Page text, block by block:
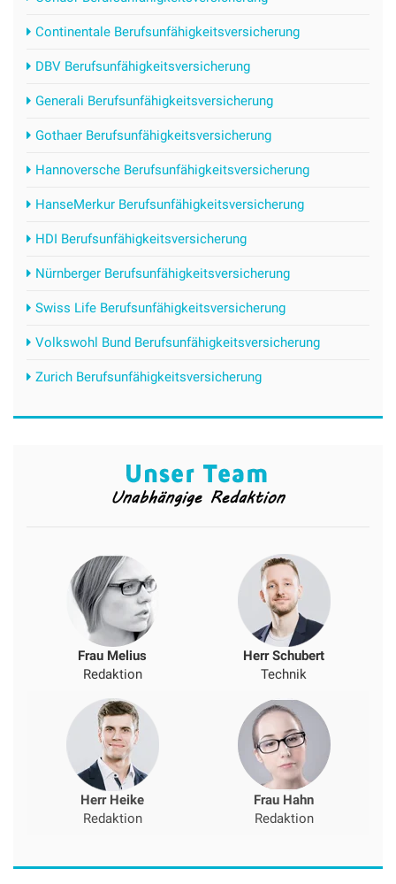
Continentale Berufsunfähigkeitsversicherung
DBV Berufsunfähigkeitsversicherung
Generali Berufsunfähigkeitsversicherung
Gothaer Berufsunfähigkeitsversicherung
Hannoversche Berufsunfähigkeitsversicherung
HanseMerkur Berufsunfähigkeitsversicherung
HDI Berufsunfähigkeitsversicherung
Nürnberger Berufsunfähigkeitsversicherung
Swiss Life Berufsunfähigkeitsversicherung
Volkswohl Bund Berufsunfähigkeitsversicherung
Zurich Berufsunfähigkeitsversicherung
Frau Melius
Redaktion
Herr Schubert
Technik
Herr Heike
Redaktion
Frau Hahn
Redaktion